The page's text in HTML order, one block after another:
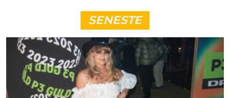
SENESTE